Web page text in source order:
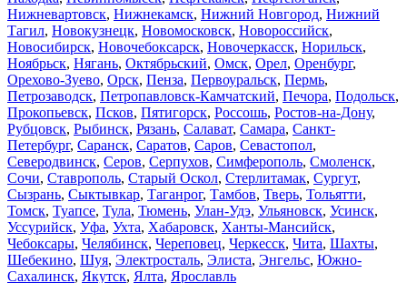
Нижневартовск, Нижнекамск, Нижний Новгород, Нижний
Тагил, Новокузнецк, Новомосковск, Новороссийск,
Новосибирск, Новочебоксарск, Новочеркасск, Норильск,
Ноябрьск, Нягань, Октябрьский, Омск, Орел, Оренбург,
Орехово-Зуево, Орск, Пенза, Первоуральск, Пермь,
Петрозаводск, Петропавловск-Камчатский, Печора, Подольск,
Прокопьевск, Псков, Пятигорск, Россошь, Ростов-на-Дону,
Рубцовск, Рыбинск, Рязань, Салават, Самара, Санкт-
Петербург, Саранск, Саратов, Саров, Севастопол,
Северодвинск, Серов, Серпухов, Симферополь, Смоленск,
Сочи, Ставрополь, Старый Оскол, Стерлитамак, Сургут,
Сызрань, Сыктывкар, Таганрог, Тамбов, Тверь, Тольятти,
Томск, Туапсе, Тула, Тюмень, Улан-Удэ, Ульяновск, Усинск,
Уссурийск, Уфа, Ухта, Хабаровск, Ханты-Мансийск,
Чебоксары, Челябинск, Череповец, Черкесск, Чита, Шахты,
Шебекино, Шуя, Электросталь, Элиста, Энгельс, Южно-
Сахалинск, Якутск, Ялта, Ярославль